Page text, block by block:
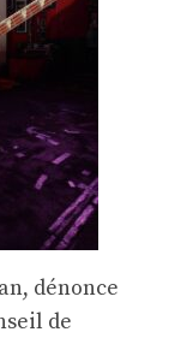
dénonce
de